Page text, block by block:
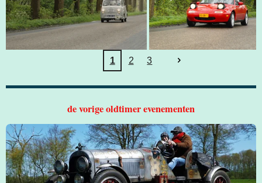
1 2 3
de vorige oldtimer evenementen